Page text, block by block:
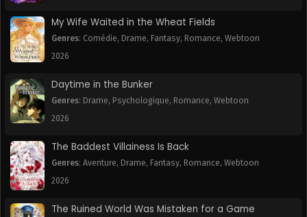
Chapitre 28
June 13, 2025
Chapitre 27
Chapitre 26
Chapitre 24
June 13, 2025
Chapitre 23
Chapitre 22
June 13, 2025
Chapitre 21
June 13, 2025
Chapitre 20
June 13, 2025
My Wife Waited in the Wheat Fields
Genres: Comédie, Drame, Fantasy, Romance, Webtoon
2026
Daytime in the Bunker
Genres: Drame, Psychologique, Romance, Webtoon
2026
The Baddest Villainess Is Back
Genres: Aventure, Drame, Fantasy, Romance, Webtoon
2026
The Ruined World Was Mistaken for a Game